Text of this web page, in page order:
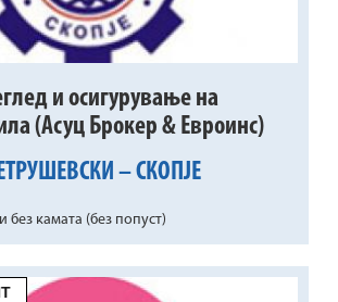
и осигурување на
(Асуц Брокер & Евроинс)
– СКОПЈЕ
без камата (без попуст)